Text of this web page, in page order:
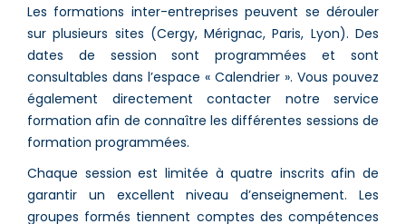
Les formations inter-entreprises peuvent se dérouler
sur plusieurs sites (Cergy, Mérignac, Paris, Lyon). Des
dates de session sont programmées et sont
consultables dans l’espace « Calendrier ». Vous pouvez
également directement contacter notre service
formation afin de connaître les différentes sessions de
formation programmées.
Chaque session est limitée à quatre inscrits afin de
garantir un excellent niveau d’enseignement. Les
groupes formés tiennent comptes des compétences